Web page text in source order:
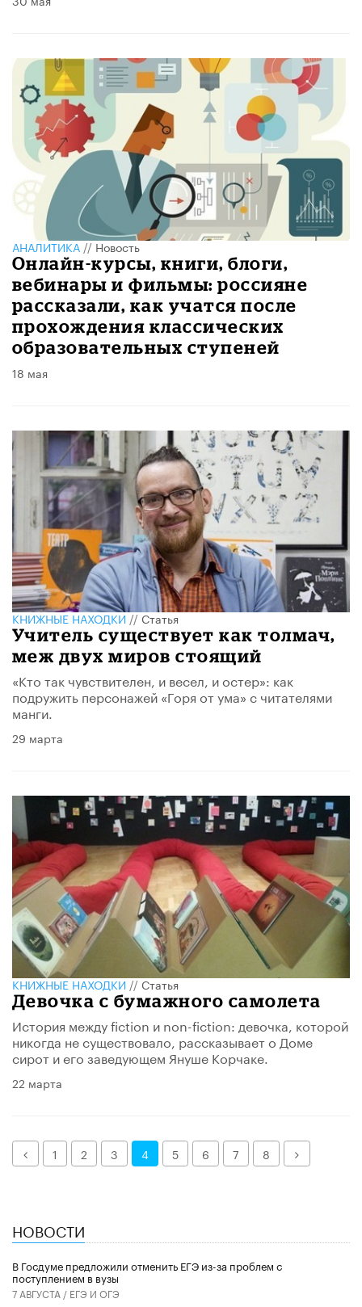
АНАЛИТИКА//Новость
Онлайн-курсы, книги, блоги,
вебинары и фильмы: россияне
рассказали, как учатся после
прохождения классических
образовательных ступеней
18 мая
КНИЖНЫЕ НАХОДКИ//Статья
Учитель существует как толмач,
меж двух миров стоящий
«Кто так чувствителен, и весел, и остер»: как
подружить персонажей «Горя от ума» с читателями
манги.
29 марта
КНИЖНЫЕ НАХОДКИ//Статья
Девочка с бумажного самолета
История между fiction и non-fiction: девочка, которой
никогда не существовало, рассказывает о Доме
сирот и его заведующем Януше Корчаке.
22 марта
Назад1 2 3 4 5 6 7 8 Далее
НОВОСТИ
В Госдуме предложили отменить ЕГЭ из-за проблем с
поступлением в вузы
7 АВГУСТА / ЕГЭ И ОГЭ